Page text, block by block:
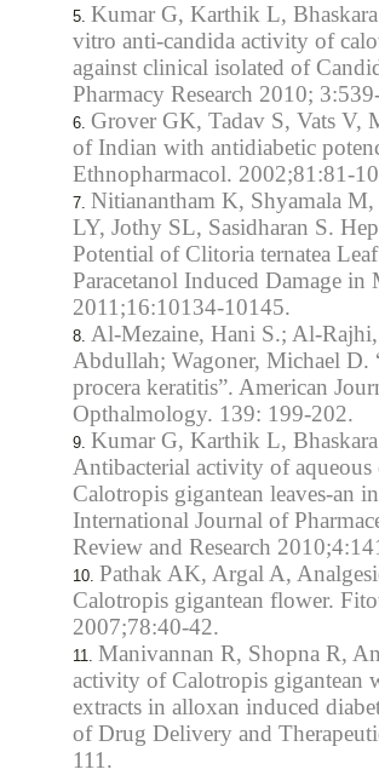
Kumar G, Karthik L,
vitro anti-candida activity of
against clinical isolated of
Pharmacy Research 2010;
Grover GK, Tadav S, Vats V,
of Indian with antidiabetic
Ethnopharmacol. 2002;81:81-
Nitianantham K, Shyamala M,
LY, Jothy SL, Sasidharan S.
Potential of Clitoria ternatea
Paracetanol Induced Damage in
2011;16:10134-10145.
Al-Mezaine, Hani S.; Al-
Abdullah; Wagoner, Michael D.
procera keratitis”. American
Opthalmology. 139: 199-202.
Kumar G, Karthik L,
Antibacterial activity of aqueous
Calotropis gigantean leaves-an
International Journal of
Review and Research
Pathak AK, Argal A,
Calotropis gigantean flower.
2007;78:40-42.
Manivannan R, Shopna R,
activity of Calotropis gigantean
extracts in alloxan induced
of Drug Delivery and
111.